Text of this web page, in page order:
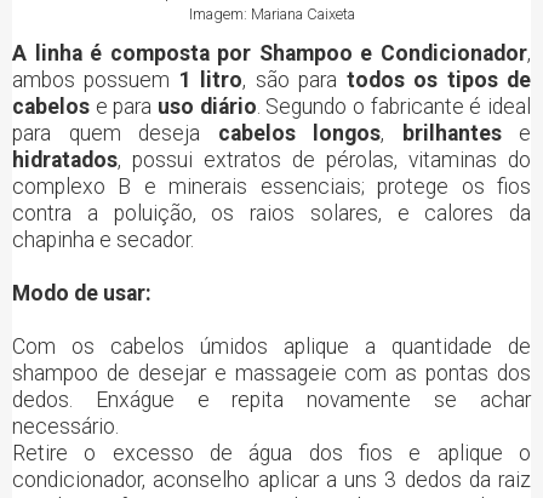
Imagem: Mariana Caixeta
A linha é composta por Shampoo e Condicionador,
ambos possuem 1 litro, são para todos os tipos de
cabelos e para uso diário. Segundo o fabricante é ideal
para quem deseja cabelos longos, brilhantese
hidratados, possui extratos de pérolas, vitaminas do
complexo B e minerais essenciais; protege os fios
contra a poluição, os raios solares, e calores da
chapinha e secador.
Modo de usar:
Com os cabelos úmidos aplique a quantidade de
shampoo de desejar e massageie com as pontas dos
dedos. Enxágue e repita novamente se achar
necessário.
Retire o excesso de água dos fios e aplique o
condicionador, aconselho aplicar a uns 3 dedos da raiz